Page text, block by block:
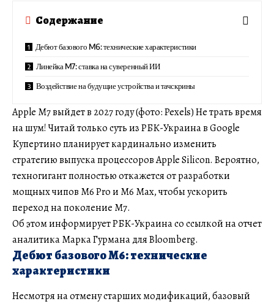
Содержание
Дебют базового M6: технические характеристики
Линейка M7: ставка на суверенный ИИ
Воздействие на будущие устройства и тачскрины
Apple M7 выйдет в 2027 году (фото: Pexels) Не трать время
на шум! Читай только суть из РБК-Украина в Google
Купертино планирует кардинально изменить
стратегию выпуска процессоров Apple Silicon. Вероятно,
техногигант полностью откажется от разработки
мощных чипов M6 Pro и M6 Max, чтобы ускорить
переход на поколение M7.
Об этом информирует РБК-Украина со ссылкой на отчет
аналитика Марка Гурмана для Bloomberg.
Дебют базового M6: технические
характеристики
Несмотря на отмену старших модификаций, базовый